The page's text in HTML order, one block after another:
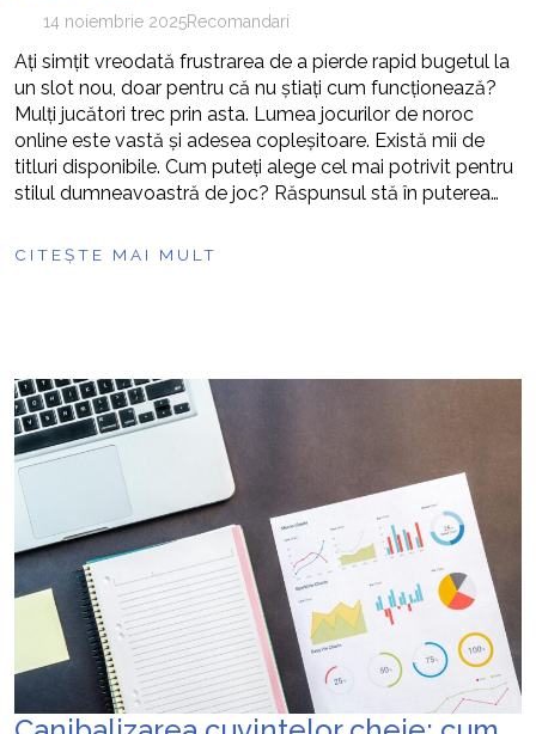
14 noiembrie 2025Recomandari
Ați simțit vreodată frustrarea de a pierde rapid bugetul la
un slot nou, doar pentru că nu știați cum funcționează?
Mulți jucători trec prin asta. Lumea jocurilor de noroc
online este vastă și adesea copleșitoare. Există mii de
titluri disponibile. Cum puteți alege cel mai potrivit pentru
stilul dumneavoastră de joc? Răspunsul stă în puterea…
CITEȘTE MAI MULT